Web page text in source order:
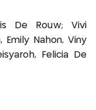
De Rouw; Vivi
Emily Nahon, Viny
Felicia De